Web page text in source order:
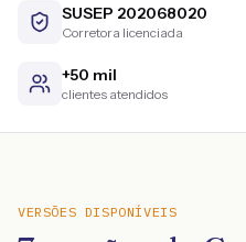
SUSEP 202068020
Corretora licenciada
+50 mil
clientes atendidos
VERSÕES DISPONÍVEIS